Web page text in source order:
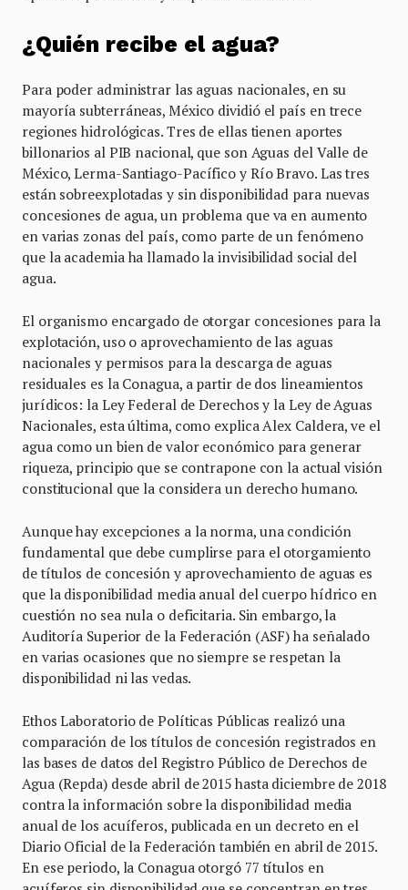
¿Quién recibe el agua?
Para poder administrar las aguas nacionales, en su
mayoría subterráneas, México dividió el país en trece
regiones hidrológicas. Tres de ellas tienen aportes
billonarios al PIB nacional, que son Aguas del Valle de
México, Lerma-Santiago-Pacífico y Río Bravo. Las tres
están sobreexplotadas y sin disponibilidad para nuevas
concesiones de agua, un problema que va en aumento
en varias zonas del país, como parte de un fenómeno
que la academia ha llamado la invisibilidad social del
agua.
El organismo encargado de otorgar concesiones para la
explotación, uso o aprovechamiento de las aguas
nacionales y permisos para la descarga de aguas
residuales es la Conagua, a partir de dos lineamientos
jurídicos: la Ley Federal de Derechos y la Ley de Aguas
Nacionales, esta última, como explica Alex Caldera, ve el
agua como un bien de valor económico para generar
riqueza, principio que se contrapone con la actual visión
constitucional que la considera un derecho humano.
Aunque hay excepciones a la norma, una condición
fundamental que debe cumplirse para el otorgamiento
de títulos de concesión y aprovechamiento de aguas es
que la disponibilidad media anual del cuerpo hídrico en
cuestión no sea nula o deficitaria. Sin embargo, la
Auditoría Superior de la Federación (ASF) ha señalado
en varias ocasiones que no siempre se respetan la
disponibilidad ni las vedas.
Ethos Laboratorio de Políticas Públicas realizó una
comparación de los títulos de concesión registrados en
las bases de datos del Registro Público de Derechos de
Agua (Repda) desde abril de 2015 hasta diciembre de 2018
contra la información sobre la disponibilidad media
anual de los acuíferos, publicada en un decreto en el
Diario Oficial de la Federación también en abril de 2015.
En ese periodo, la Conagua otorgó 77 títulos en